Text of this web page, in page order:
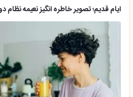
ایام قدیم؛ تصویر خاطره انگیز نعیمه